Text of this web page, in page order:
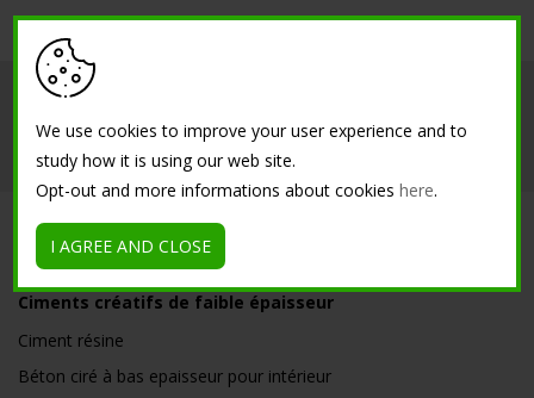
Société
Références Contacts
SOLUTIONS
Ciments créatifs de faible épaisseur
Ciment résine
Béton ciré à bas epaisseur pour intérieur
We use cookies to improve your user experience and to
study how it is using our web site.
Opt-out and more informations about cookieshere.
I AGREE AND CLOSE